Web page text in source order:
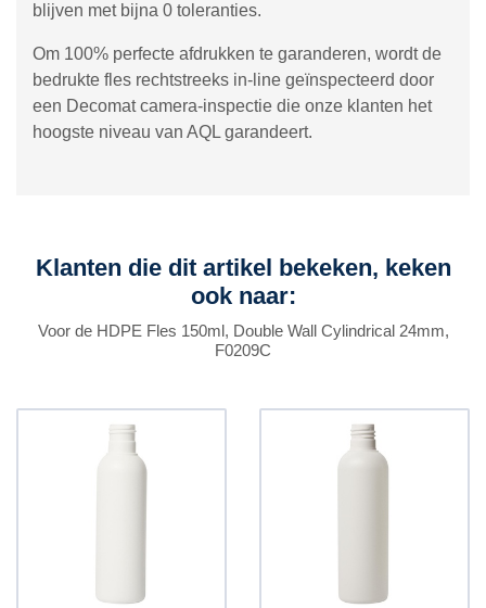
blijven met bijna 0 toleranties.
Om 100% perfecte afdrukken te garanderen, wordt de
bedrukte fles rechtstreeks in-line geïnspecteerd door
een Decomat camera-inspectie die onze klanten het
hoogste niveau van AQL garandeert.
Klanten die dit artikel bekeken, keken
ook naar:
Voor de HDPE Fles 150ml, Double Wall Cylindrical 24mm,
F0209C